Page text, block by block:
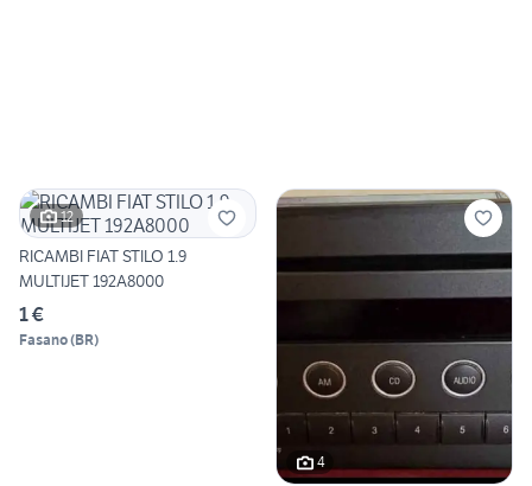
12
RICAMBI FIAT STILO 1.9
MULTIJET 192A8000
1 €
Fasano(BR)
4